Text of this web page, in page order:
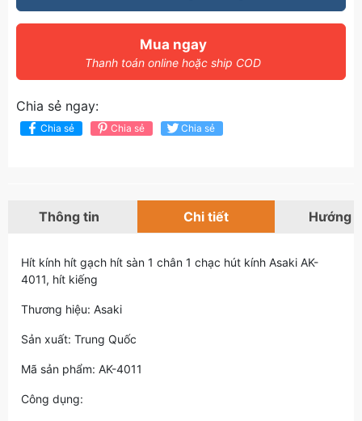
Mua ngay
Thanh toán online hoặc ship COD
Chia sẻ ngay:
Chia sẻ Chia sẻ Chia sẻ
Thông tin Chi tiết Hướng
Hít kính hít gạch hít sàn 1 chân 1 chạc hút kính Asaki AK-
4011, hít kiếng
Thương hiệu: Asaki
Sản xuất: Trung Quốc
Mã sản phẩm: AK-4011
Công dụng: